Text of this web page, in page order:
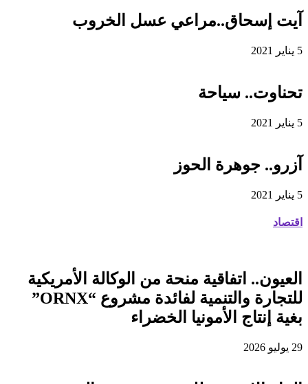
آيت إسحاق..مراعي عسل الخروب
5 يناير 2021
تحناوت.. سياحة
5 يناير 2021
آزرو.. جوهرة الحوز
5 يناير 2021
اقتصاد
العيون.. اتفاقية منحة من الوكالة الأمريكية
للتجارة والتنمية لفائدة مشروع “ORNX”
بغية إنتاج الأمونيا الخضراء
29 يوليو 2026